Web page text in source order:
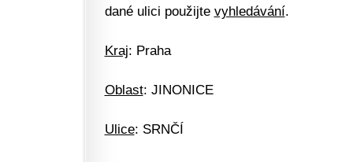
dané ulici použijte vyhledávání.
Kraj: Praha
Oblast: JINONICE
Ulice: SRNČÍ